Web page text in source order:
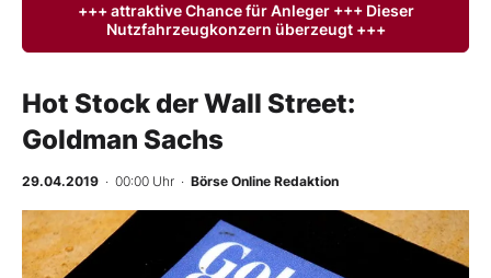
Finanz-Check
BO-Musterdepots
+++ attraktive Chance für Anleger +++ Dieser
Nutzfahrzeugkonzern überzeugt +++
Hot Stock der Wall Street:
Goldman Sachs
29.04.2019 · 00:00 Uhr · Börse Online Redaktion
-%